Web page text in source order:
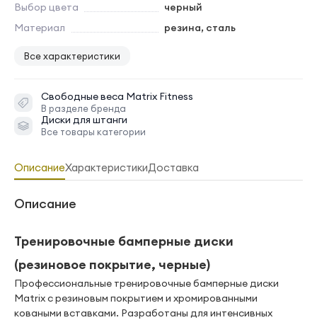
Выбор цвета
черный
Материал
резина, сталь
Все характеристики
Свободные веса Matrix Fitness
В разделе бренда
Диски для штанги
Все товары категории
ОписаниеХарактеристикиДоставка
Описание
Тренировочные бамперные диски
(резиновое покрытие, черные)
Профессиональные тренировочные бамперные диски
Matrix с резиновым покрытием и хромированными
коваными вставками. Разработаны для интенсивных